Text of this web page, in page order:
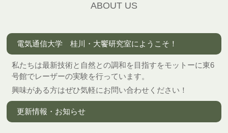
ABOUT US
電気通信大学 桂川・大饗研究室にようこそ！
私たちは最新技術と自然との調和を目指すをモットーに東6
号館でレーザーの実験を行っています。
興味がある方はぜひ気軽にお問い合わせください！
更新情報・お知らせ